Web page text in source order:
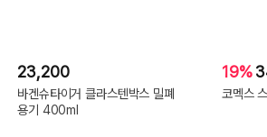
23,200
바겐슈타이거 클라스텐박스 밀폐
용기 400ml
19%
코멕스